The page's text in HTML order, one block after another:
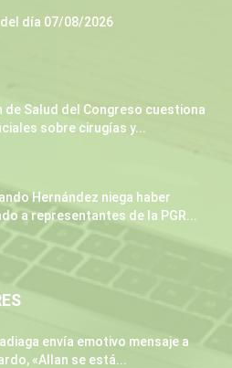
día 07/08/2026
de Salud del Congreso cuestiona
sobre cirugías y...
Hernández niega haber
a representantes de la PGR...
envía emotivo mensaje a
«Allan se está...